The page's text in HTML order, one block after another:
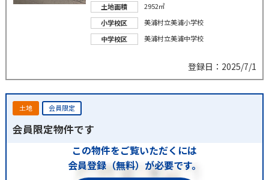
土地面積
2952㎡
小学校区
美浦村立美浦小学校
中学校区
美浦村立美浦中学校
登録日：2025/7/1
土地 会員限定
会員限定物件です
この物件をご覧いただくには
会員登録（無料）が必要です。